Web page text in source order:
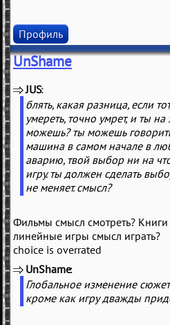
Профиль
UnShame
JUS
блять, какая разница, если
умереть, точно умрет, и ты
можешь? ты можешь
машина в самом начале в
аварию, твой выбор ни на
игру. ты должен сделать
не меняет. смысл?
Фильмы смысл смотреть? Книги
линейные игры смысл играть?
choice is overrated
UnShame
Глобальное изменение
кроме как игру дважды